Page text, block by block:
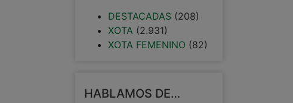
DESTACADAS (208)
XOTA (2.931)
XOTA FEMENINO (82)
HABLAMOS DE…